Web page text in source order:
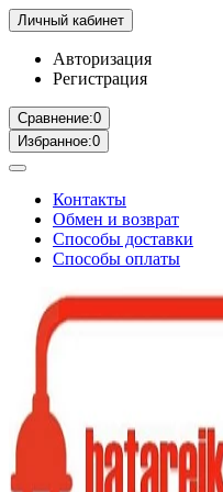
Личный кабинет
Авторизация
Регистрация
Сравнение:0
Избранное:0
Контакты
Обмен и возврат
Способы доставки
Способы оплаты